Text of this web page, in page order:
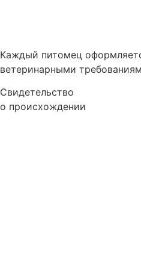
Каждый питомец
ветеринарными
Свидетельство
о происхождении